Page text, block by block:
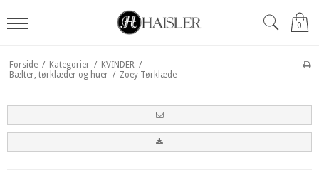
0
Forside / Kategorier / KVINDER /
Bælter, tørklæder og huer / Zoey Tørklæde